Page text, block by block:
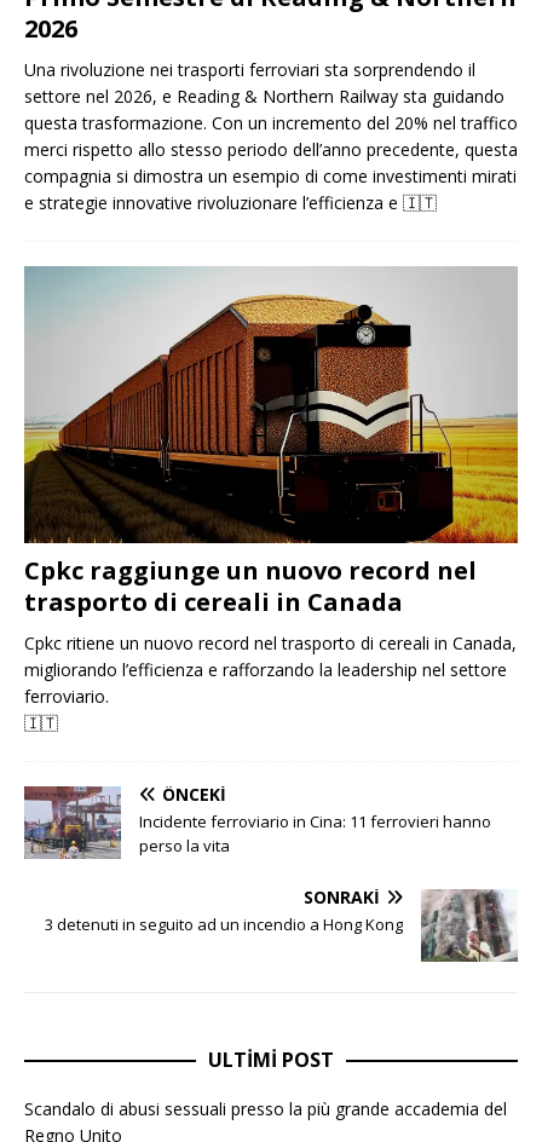
2026
Una rivoluzione nei trasporti ferroviari sta sorprendendo il
settore nel 2026, e Reading & Northern Railway sta guidando
questa trasformazione. Con un incremento del 20% nel traffico
merci rispetto allo stesso periodo dell’anno precedente, questa
compagnia si dimostra un esempio di come investimenti mirati
e strategie innovative rivoluzionare l’efficienza e 🇮🇹
Cpkc raggiunge un nuovo record nel
trasporto di cereali in Canada
Cpkc ritiene un nuovo record nel trasporto di cereali in Canada,
migliorando l’efficienza e rafforzando la leadership nel settore
ferroviario.
🇮🇹
ÖNCEKI
Incidente ferroviario in Cina: 11 ferrovieri hanno
perso la vita
SONRAKI
3 detenuti in seguito ad un incendio a Hong Kong
ULTIMI POST
Scandalo di abusi sessuali presso la più grande accademia del
Regno Unito